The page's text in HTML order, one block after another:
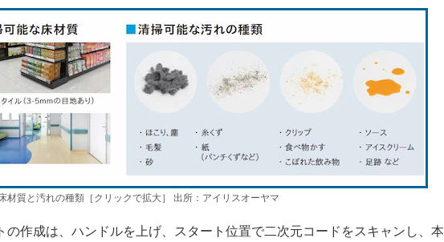
材質と汚れの種類［クリックで拡大］ 出所：アイリスオーヤマ
作成は、ハンドルを上げ、スタート位置で二次元コードをスキャンし、本